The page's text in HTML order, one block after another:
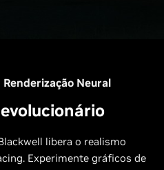
Neural
libera o realismo
Experimente gráficos de